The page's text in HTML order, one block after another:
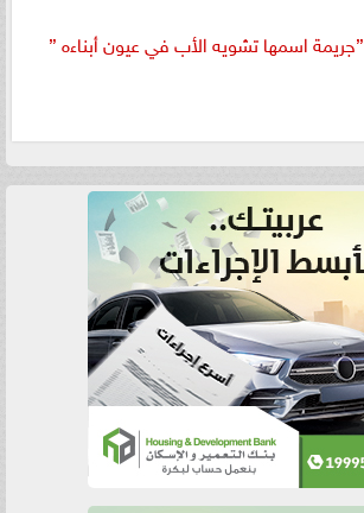
”جريمة اسمها تشويه الأب في عيون أبناءه ”